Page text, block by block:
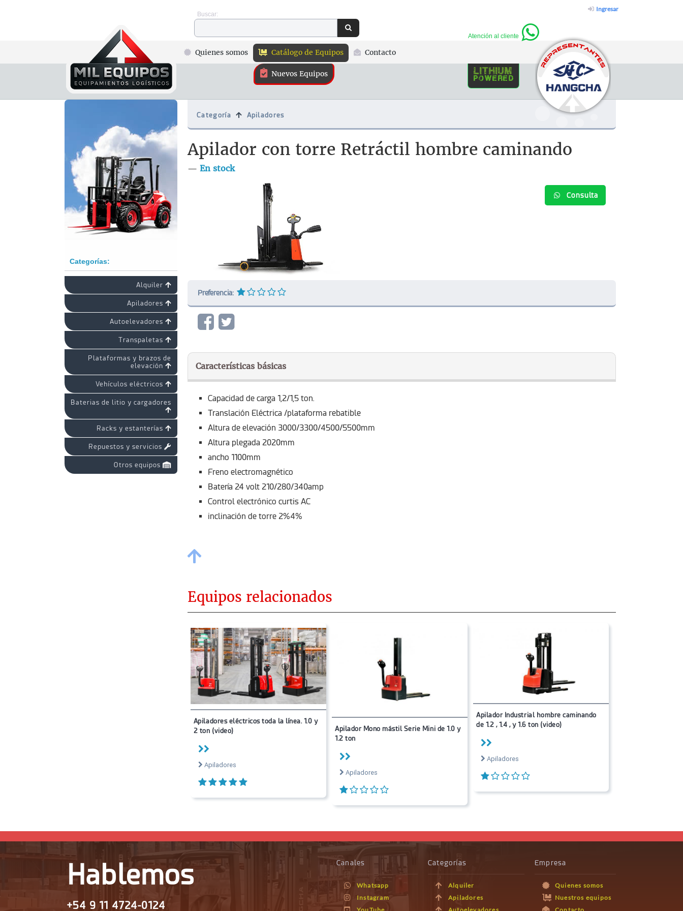
Ingresar
Buscar:
Quienes somos Catálogo de Equipos Contacto
Nuevos Equipos lithium
powered
Atención al cliente
Categorías:
Alquiler
Apiladores
Autoelevadores
Transpaletas
Plataformas y brazos de
elevación
Vehículos eléctricos
Baterias de litio y cargadores
Racks y estanterías
Repuestos y servicios
Otros equipos
Categoría Apiladores
Apilador con torre Retráctil hombre caminando
— En stock
Consulta
Preferencia:
Características básicas
Capacidad de carga 1,2/1,5 ton.
Translación Eléctrica /plataforma rebatible
Altura de elevación 3000/3300/4500/5500mm
Altura plegada 2020mm
ancho 1100mm
Freno electromagnético
Batería 24 volt 210/280/340amp
Control electrónico curtis AC
inclinación de torre 2%4%
Equipos relacionados
Apiladores eléctricos toda la línea. 1.0 y
2 ton (video)
Apiladores
Apilador Mono mástil Serie Mini de 1.0 y
1.2 ton
Apiladores
Apilador Industrial hombre caminando
de 1.2 , 1.4 , y 1.6 ton (video)
Apiladores
Hablemos
+54 9 11 4724-0124
Canales
Whatsapp
Instagram
Categorías
Alquiler
Apiladores
Empresa
Quienes somos
Nuestros equipos